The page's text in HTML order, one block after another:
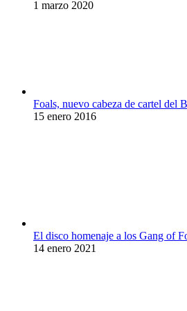
1 marzo 2020
Foals, nuevo cabeza de cartel del
15 enero 2016
El disco homenaje a los Gang of
14 enero 2021